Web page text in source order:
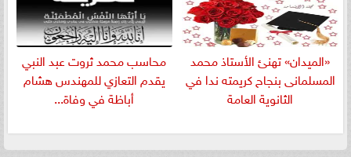
«الميدان» تهنئ الأستاذ محمد
المسلمانى بنجاح كريمته ندا في
الثانوية العامة
​محاسب محمد ثروت عبد النبي
يقدم التعازي للمهندس هشام
أباظة في وفاة...